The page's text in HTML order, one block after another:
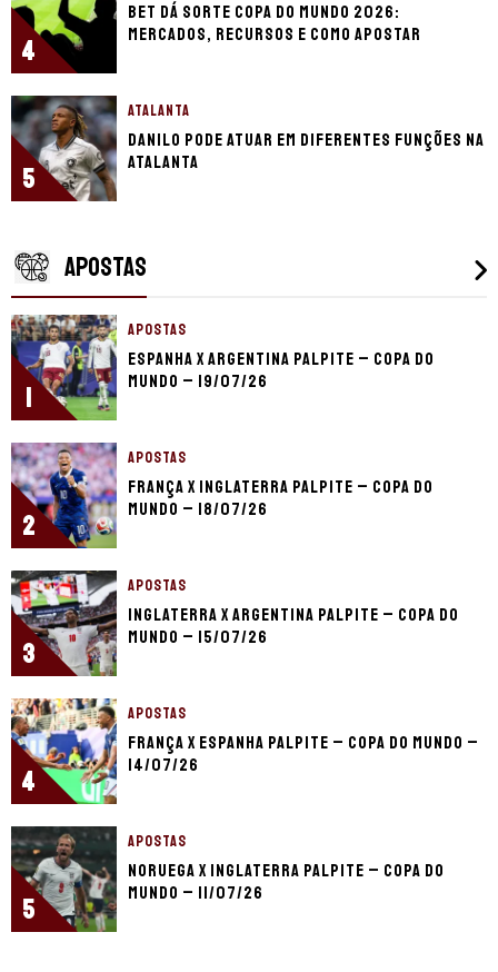
4
Bet dá Sorte Copa do Mundo 2026:
mercados, recursos e como apostar
5
ATALANTA
Danilo pode atuar em diferentes funções na
Atalanta
APOSTAS
1
APOSTAS
Espanha x Argentina palpite – Copa do
Mundo – 19/07/26
2
APOSTAS
França x Inglaterra palpite – Copa do
Mundo – 18/07/26
3
APOSTAS
Inglaterra x Argentina palpite – Copa do
Mundo – 15/07/26
4
APOSTAS
França x Espanha palpite – Copa do Mundo –
14/07/26
5
APOSTAS
Noruega x Inglaterra palpite – Copa do
Mundo – 11/07/26